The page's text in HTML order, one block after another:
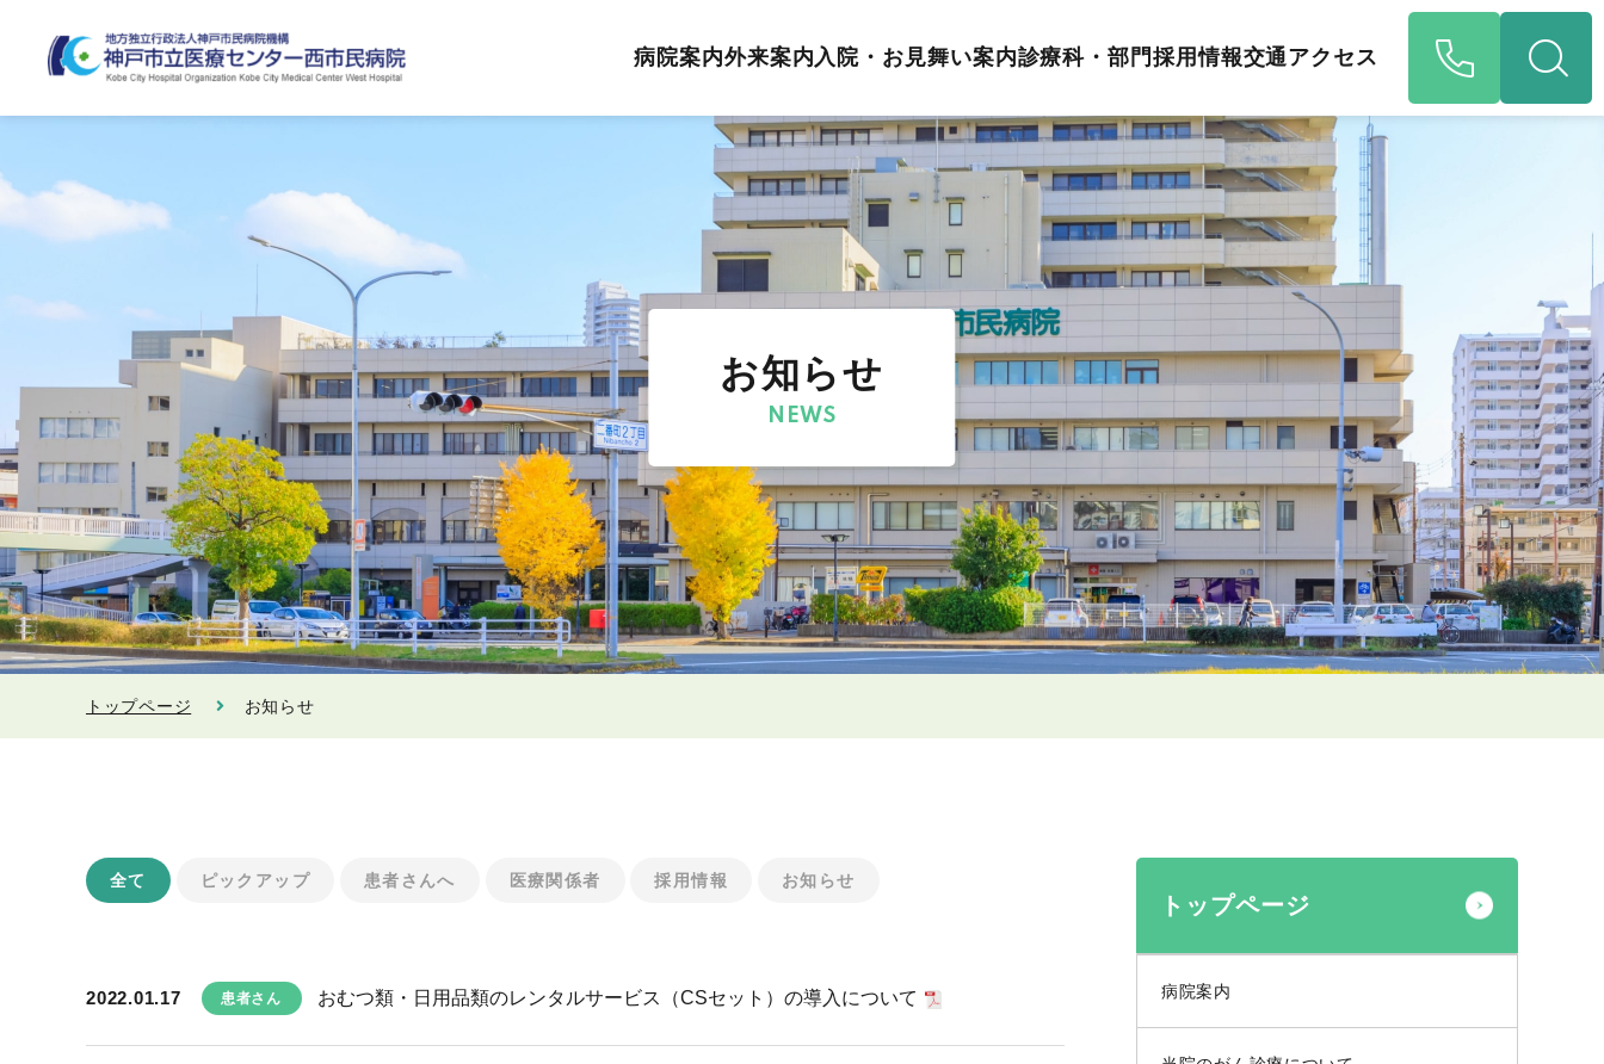
病院案内外来案内入院・お見舞い案内診療科・部門 採用情報交通アクセス
お知らせ
NEWS
トップページ お知らせ
全て ピックアップ 患者さんへ 医療関係者 採用情報 お知らせ
2022.01.17 患者さん おむつ類・日用品類のレンタルサービス（CSセット）の導入について
トップページ
病院案内